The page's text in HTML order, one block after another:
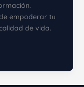
empoderar tu
de vida.